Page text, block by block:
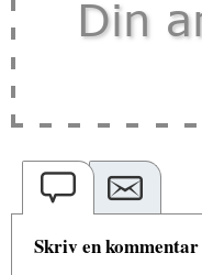
Skriv en kommentar